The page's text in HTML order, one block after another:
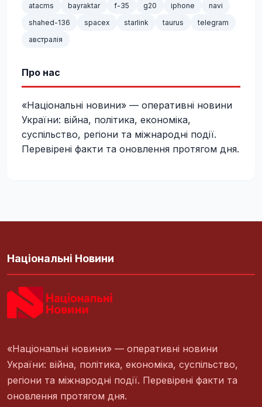
atacms bayraktar f-35 g20 iphone
navi
shahed-136
spacex starlink taurus
telegram
австралія
Про нас
«Національні новини» — оперативні новини
України: війна, політика, економіка,
суспільство, регіони та міжнародні події.
Перевірені факти та оновлення протягом дня.
Національні Новини
«Національні новини» — оперативні новини
України: війна, політика, економіка, суспільство,
регіони та міжнародні події. Перевірені факти та
оновлення протягом дня.